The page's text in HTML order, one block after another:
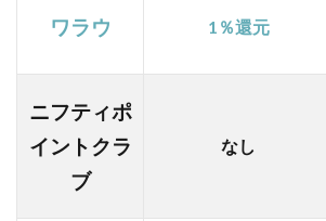
チ ※
ーザー
得！】
広告案
日のチ
ワラウ 1％還元
ニフティポ
イントクラ
ブ
なし